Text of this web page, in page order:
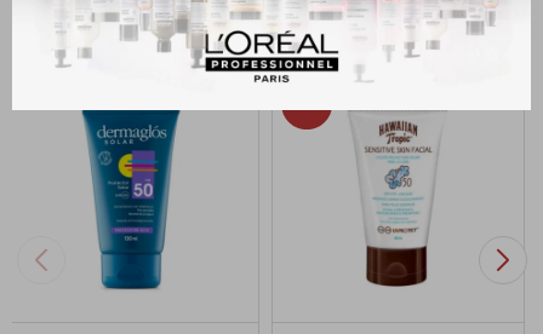
Productos que te pueden interesar